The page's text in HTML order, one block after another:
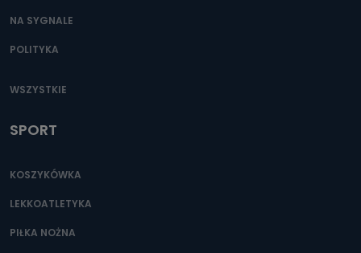
NA SYGNALE
POLITYKA
WSZYSTKIE
SPORT
KOSZYKÓWKA
LEKKOATLETYKA
PIŁKA NOŻNA